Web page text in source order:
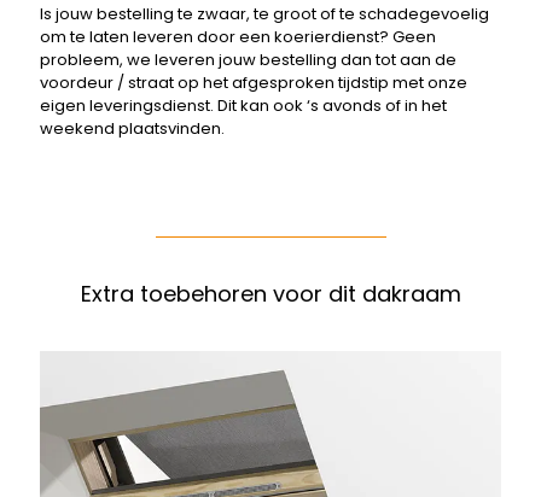
Is jouw bestelling te zwaar, te groot of te schadegevoelig
om te laten leveren door een koerierdienst? Geen
probleem, we leveren jouw bestelling dan tot aan de
voordeur / straat op het afgesproken tijdstip met onze
eigen leveringsdienst. Dit kan ook ‘s avonds of in het
weekend plaatsvinden.
Extra toebehoren voor dit dakraam